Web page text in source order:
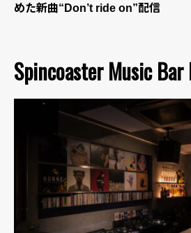
めた新曲“Don’t ride on”配信
Spincoaster Music Bar